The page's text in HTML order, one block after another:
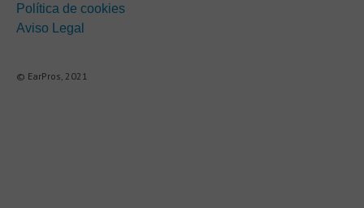
Política de cookies
Aviso Legal
© EarPros, 2021